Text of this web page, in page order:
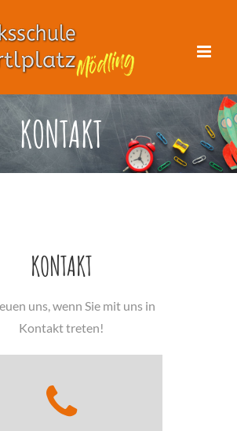
KONTAKT
KONTAKT
uns, wenn Sie mit uns in
Kontakt treten!